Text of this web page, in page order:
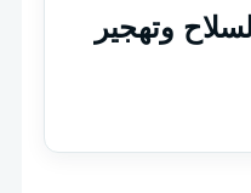
وتهجير